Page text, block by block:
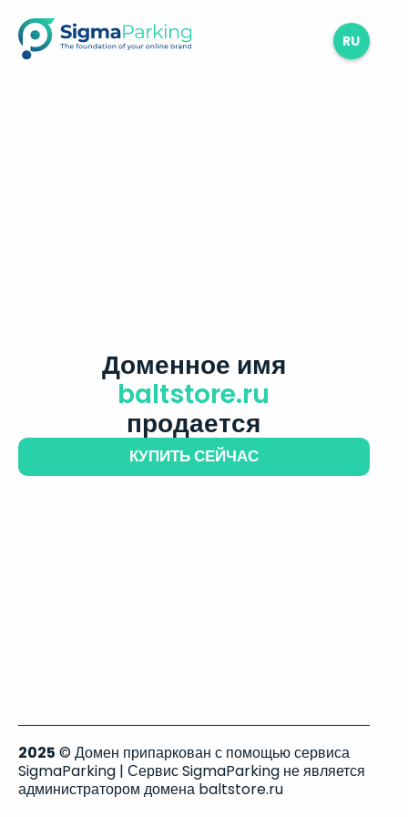
RU
Доменное имя
baltstore.ru
продается
КУПИТЬ СЕЙЧАС
2025 © Домен припаркован с помощью сервиса
SigmaParking | Сервис SigmaParking не является
администратором домена baltstore.ru